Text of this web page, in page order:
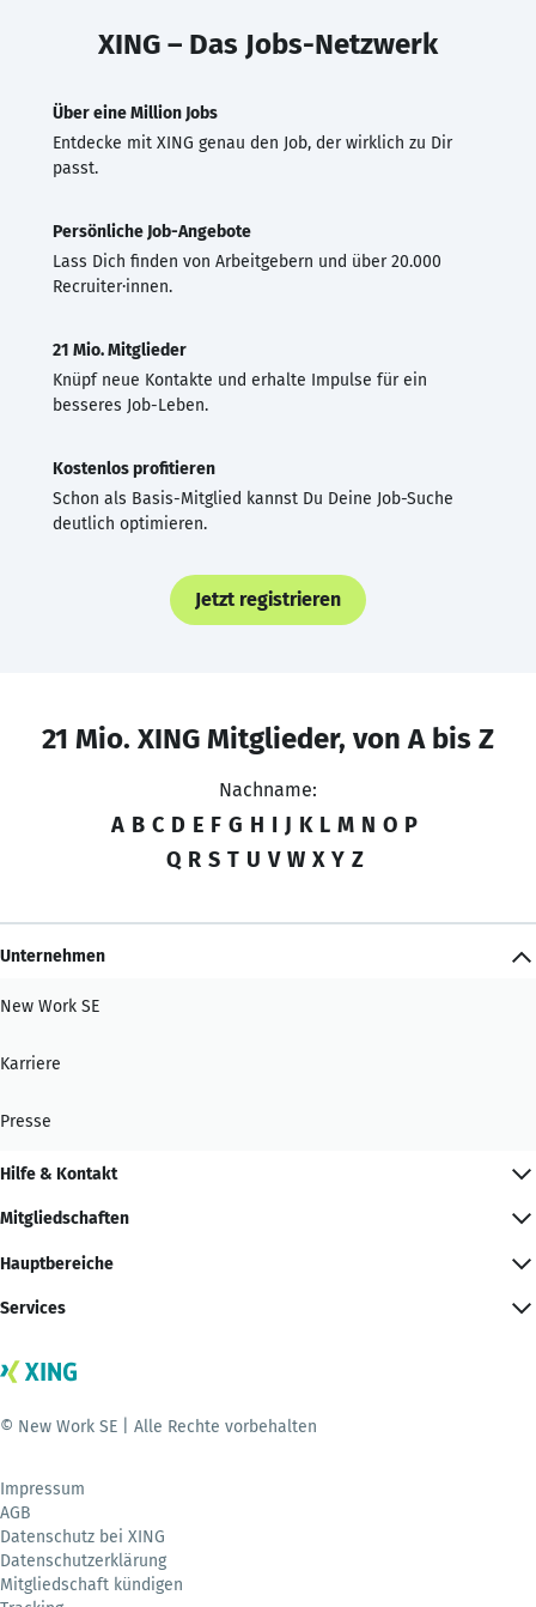
XING – Das Jobs-Netzwerk
Über eine Million Jobs
Entdecke mit XING genau den Job, der wirklich zu Dir
passt.
Persönliche Job-Angebote
Lass Dich finden von Arbeitgebern und über 20.000
Recruiter·innen.
21 Mio. Mitglieder
Knüpf neue Kontakte und erhalte Impulse für ein
besseres Job-Leben.
Kostenlos profitieren
Schon als Basis-Mitglied kannst Du Deine Job-Suche
deutlich optimieren.
Jetzt registrieren
21 Mio. XING Mitglieder, von A bis Z
Nachname:
A B C D E F G H I J K L M N O P
Q R S T U V W X Y Z
Unternehmen
New Work SE
Karriere
Presse
Hilfe & Kontakt
Mitgliedschaften
Hauptbereiche
Services
© New Work SE | Alle Rechte vorbehalten
Impressum
AGB
Datenschutz bei XING
Datenschutzerklärung
Mitgliedschaft kündigen